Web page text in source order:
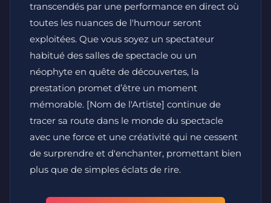
transcendés par une performance en direct où
toutes les nuances de l'humour seront
exploitées. Que vous soyez un spectateur
habitué des salles de spectacle ou un
néophyte en quête de découvertes, la
prestation promet d’être un moment
mémorable. [Nom de l'Artiste] continue de
tracer sa route dans le monde du spectacle
avec une force et une créativité qui ne cessent
de surprendre et d'enchanter, promettant bien
plus que de simples éclats de rire.